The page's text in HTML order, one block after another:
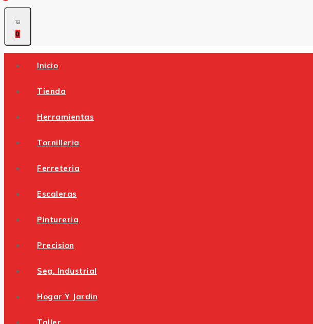
0
Inicio
Tienda
Herramientas
Tornilleria
Ferreteria
Escaleras
Pintureria
Precision
Seg. Industrial
Hogar Y Jardin